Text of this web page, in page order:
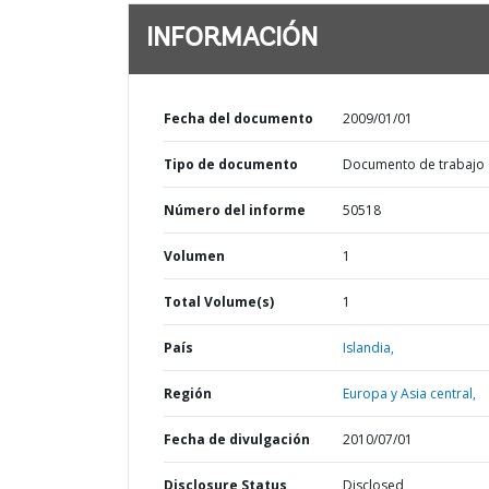
INFORMACIÓN
Fecha del documento 2009/01/01
Tipo de documento Documento de trabajo
Número del informe 50518
Volumen 1
Total Volume(s) 1
País Islandia,
Región Europa y Asia central,
Fecha de divulgación 2010/07/01
Disclosure Status Disclosed